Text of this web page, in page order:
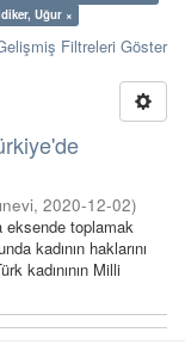
Uğur ×
Filtreleri Göster
, 2020-12-02)
eksende toplamak
kadının haklarını
kadınının Milli